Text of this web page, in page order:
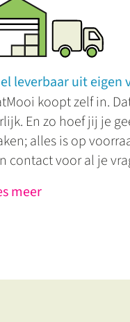
leverbaar uit eigen
koopt zelf in.
En zo hoef jij je
alles is op
contact voor al je
meer